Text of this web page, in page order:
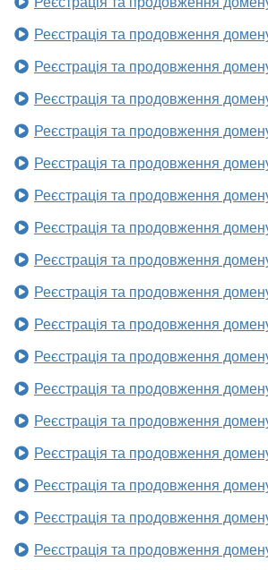
Реєстрація та продовження
Реєстрація та продовження
Реєстрація та продовження
Реєстрація та продовження
Реєстрація та продовження
Реєстрація та продовження
Реєстрація та продовження
Реєстрація та продовження
Реєстрація та продовження
Реєстрація та продовження
Реєстрація та продовження
Реєстрація та продовження
Реєстрація та продовження
Реєстрація та продовження
Реєстрація та продовження
Реєстрація та продовження
Реєстрація та продовження